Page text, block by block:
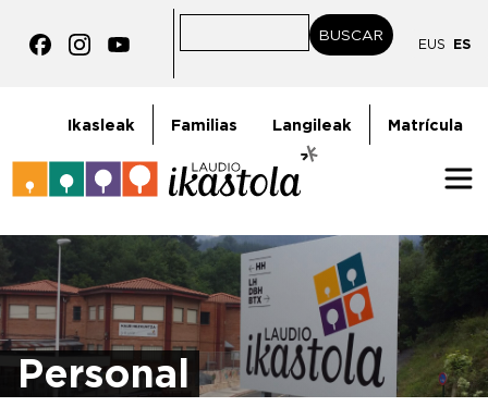
Pasar al contenido principal
BUSCAR
EUS ES
goiburukoMenua
Ikasleak Familias Langileak Matrícula
Personal
Irudia